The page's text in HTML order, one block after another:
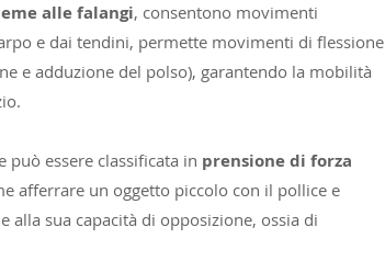
alle falangi, consentono movimenti
e dai tendini, permette movimenti di flessione
e adduzione del polso), garantendo la mobilità
essere classificata in prensione di forza
afferrare un oggetto piccolo con il pollice e
alla sua capacità di opposizione, ossia di